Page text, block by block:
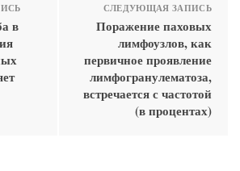
в
СЛЕДУЮЩАЯ ЗАПИСЬ
Поражение паховых
лимфоузлов, как
первичное проявление
лимфогранулематоза,
встречается с частотой
(в процентах)